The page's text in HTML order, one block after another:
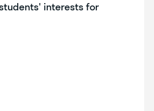
interests for